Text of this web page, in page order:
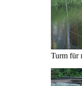
Turm für